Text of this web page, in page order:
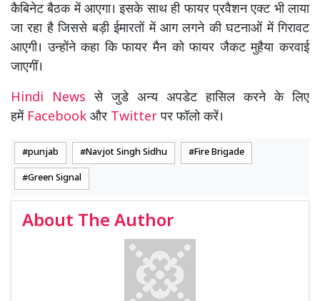
कैबिनेट बैठक में आएगा। इसके साथ ही फायर प्रवैशन एक्ट भी लाया
जा रहा है जिससे बड़ी ईमारतों में आग लगने की घटनाओं में गिरावट
आएगी। उन्होंने कहा कि फायर मैन को फायर जैकट मुहैया करवाई
जाएगीं।
Hindi Newsसे जुडे अन्य अपडेट हासिल करने के लिए
हमें Facebook और Twitterपर फॉलो करें।
punjab Navjot Singh Sidhu Fire Brigade
Green Signal
About The Author